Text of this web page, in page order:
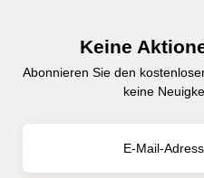
Keine
Abonnieren Sie den
keine